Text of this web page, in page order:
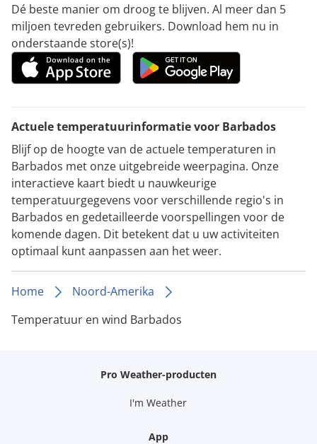
Dé beste manier om droog te blijven. Al meer dan 5
miljoen tevreden gebruikers. Download hem nu in
onderstaande store(s)!
Actuele temperatuurinformatie voor Barbados
Blijf op de hoogte van de actuele temperaturen in
Barbados met onze uitgebreide weerpagina. Onze
interactieve kaart biedt u nauwkeurige
temperatuurgegevens voor verschillende regio's in
Barbados en gedetailleerde voorspellingen voor de
komende dagen. Dit betekent dat u uw activiteiten
optimaal kunt aanpassen aan het weer.
Home
Noord-Amerika
Temperatuur en wind Barbados
Pro Weather-producten
I'm Weather
App